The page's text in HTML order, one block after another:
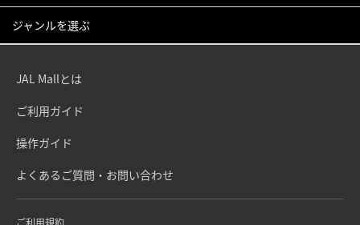
ジャンルを選ぶ
JAL Mallとは
ご利用ガイド
操作ガイド
よくあるご質問・お問い合わせ